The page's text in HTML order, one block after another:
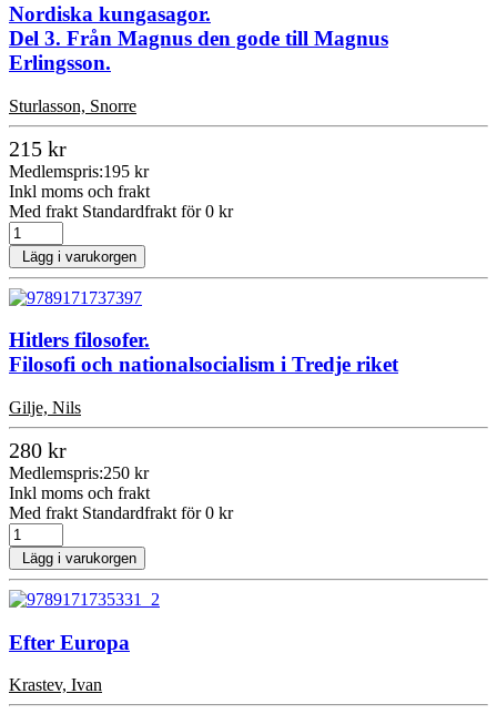
Nordiska kungasagor.
Del 3. Från Magnus den gode till Magnus
Erlingsson.
Sturlasson, Snorre
215 kr
Medlemspris:195 kr
Inkl moms och frakt
Med frakt Standardfrakt för 0 kr
Lägg i varukorgen
Hitlers filosofer.
Filosofi och nationalsocialism i Tredje riket
Gilje, Nils
280 kr
Medlemspris:250 kr
Inkl moms och frakt
Med frakt Standardfrakt för 0 kr
Lägg i varukorgen
Efter Europa
Krastev, Ivan